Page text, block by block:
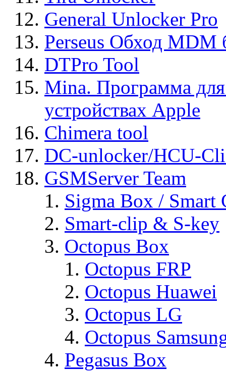
General Unlocker Pro
Perseus Обход MDM
DTPro Tool
Mina. Программа
устройствах Apple
Chimera tool
DC-unlocker/HCU-
GSMServer Team
Sigma Box / Smart
Smart-clip & S-key
Octopus Box
Octopus FRP
Octopus Huawei
Octopus LG
Octopus
Pegasus Box